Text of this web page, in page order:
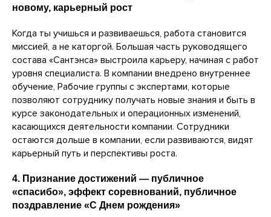
новому, карьерный рост
Когда ты учишься и развиваешься, работа становится
миссией, а не каторгой. Большая часть руководящего
состава «Сантэнса» выстроила карьеру, начиная с работ
уровня специалиста. В компании внедрено внутреннее
обучение, Рабочие группы с экспертами, которые
позволяют сотруднику получать новые знания и быть в
курсе законодательных и операционных изменений,
касающихся деятельности компании. Сотрудники
остаются дольше в компании, если развиваются, видят
карьерный путь и перспективы роста.
4. Признание достижений — публичное
«спасибо», эффект соревнований, публичное
поздравление «С Днем рождения»